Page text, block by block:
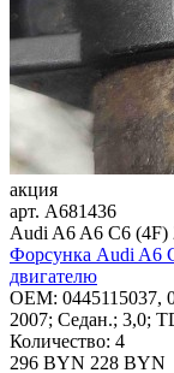
акция
арт. A681436
Audi A6 A6 C6 (4F)
Форсунка Audi A6
двигателю
OEM: 0445115037,
2007; Седан.; 3,0;
Количество: 4
296 BYN 228 BYN